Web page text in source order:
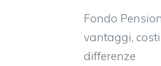
Fondo
vantaggi,
differenze